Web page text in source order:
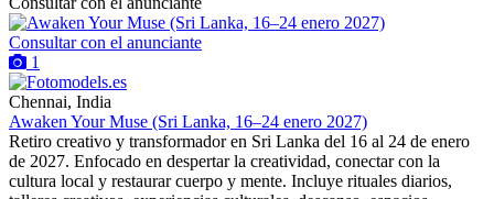
Consultar con el anunciante
1
Chennai, India
Awaken Your Muse (Sri Lanka, 16–24 enero 2027)
Retiro creativo y transformador en Sri Lanka del 16 al 24 de enero
de 2027. Enfocado en despertar la creatividad, conectar con la
cultura local y restaurar cuerpo y mente. Incluye rituales diarios,